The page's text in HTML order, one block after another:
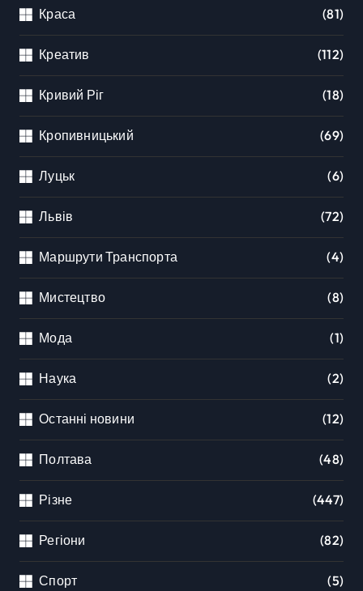
Краса (81)
Креатив (112)
Кривий Ріг (18)
Кропивницький (69)
Луцьк (6)
Львів (72)
Маршрути Транспорта (4)
Мистецтво (8)
Мода (1)
Наука (2)
Останні новини (12)
Полтава (48)
Різне (447)
Регіони (82)
Спорт (5)